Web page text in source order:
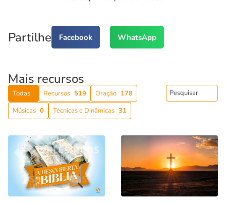
Partilhe Facebook WhatsApp
Mais recursos
Todas Recursos 519 Oração 178
Músicas 0 Técnicas e Dinâmicas 31